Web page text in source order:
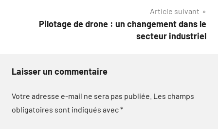
Article suivant
Pilotage de drone : un changement dans le
secteur industriel
Laisser un commentaire
Votre adresse e-mail ne sera pas publiée. Les champs
obligatoires sont indiqués avec*